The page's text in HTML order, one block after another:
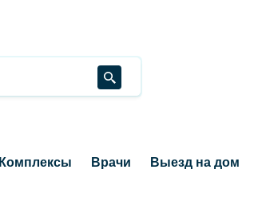
Комплексы Врачи Выезд на дом